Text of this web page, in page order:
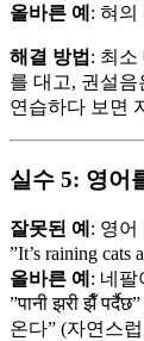
올바른 예 : 혀의
해결 방법 : 최소
를 대고, 권설
연습하다 보면
실수 5: 영어
잘못된 예 : 영어
”It’s raining
올바른 예 : 네팔
”पानी झरी झैँ
온다” (자연스